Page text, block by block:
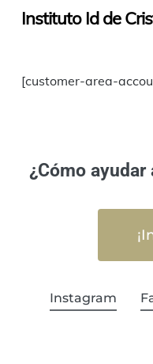
Skip
content
Instituto Id de
[customer-area-
¿Cómo
Instagram